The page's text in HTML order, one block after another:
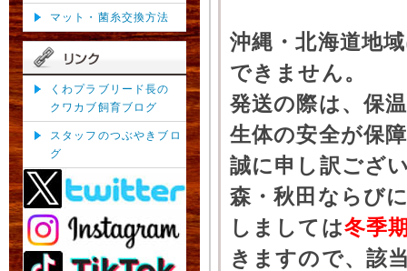
マット・菌糸交換方法
くわプラブリード長の
クワカブ飼育ブログ
スタッフのつぶやきブロ
グ
沖縄・北海道地
できません。
発送の際は、保
生体の安全が保
誠に申し訳ござ
森・秋田ならび
しましては冬季
きますので、該